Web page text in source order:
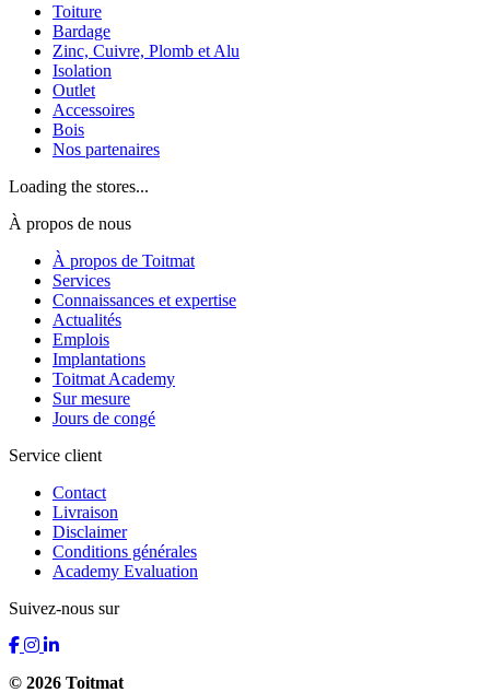
Toiture
Bardage
Zinc, Cuivre, Plomb et Alu
Isolation
Outlet
Accessoires
Bois
Nos partenaires
Loading the stores...
À propos de nous
À propos de Toitmat
Services
Connaissances et expertise
Actualités
Emplois
Implantations
Toitmat Academy
Sur mesure
Jours de congé
Service client
Contact
Livraison
Disclaimer
Conditions générales
Academy Evaluation
Suivez-nous sur
© 2026 Toitmat